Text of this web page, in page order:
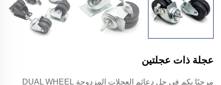
عجلة ذات عجلتين
مرحبًا بكم في حل دعائم العجلات المزدوجة DUAL WHEEL